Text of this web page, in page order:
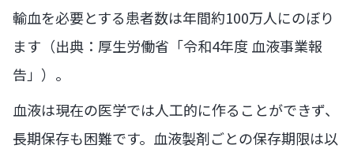
輸血を必要とする患者数は年間約100万人にのぼり
ます（出典：厚生労働省「令和4年度 血液事業報
告」）。
血液は現在の医学では人工的に作ることができず、
長期保存も困難です。血液製剤ごとの保存期限は以